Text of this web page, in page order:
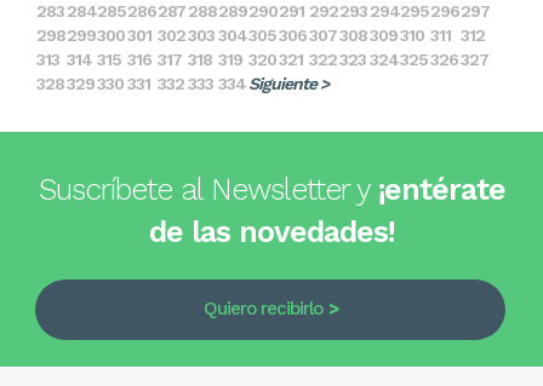
283284285286287288289290291 292293294295296297
298299300301 302303304305306307308309310 311 312
313 314 315 316 317 318 319 320321 322323324325326327
328329330331 332333 334Siguiente >
Suscríbete al Newsletter y ¡entérate
de las novedades!
Quiero recibirlo